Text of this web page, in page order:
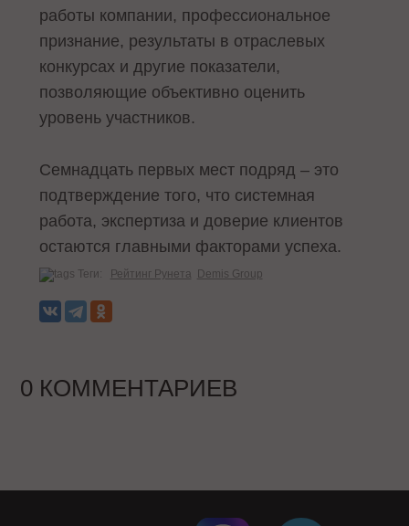
работы компании, профессиональное
признание, результаты в отраслевых
конкурсах и другие показатели,
позволяющие объективно оценить
уровень участников.
Семнадцать первых мест подряд – это
подтверждение того, что системная
работа, экспертиза и доверие клиентов
остаются главными факторами успеха.
Теги: Рейтинг Рунета Demis Group
0 КОММЕНТАРИЕВ